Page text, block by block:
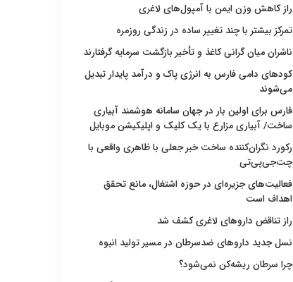
راز کاهش وزن ایمن با آمپول‌های لاغری
تمرکز بیشتر با چند تغییر ساده در زندگی روزمره
ناشران میان گرانی کاغذ و تأخیر بازگشت سرمایه گرفتارند
کودهای دامی فارس به انرژی پاک و درآمد پایدار تبدیل
می‌شوند
فارس برای اولین بار در جهان سامانه هوشمند آبیاری
ساخت/ آبیاری مزارع با یک کلیک و اپلیکیشن موبایل
رکورد نگران‌کننده ساخت خبر جعلی با ظاهری واقعی با
چت‌جی‌پی‌تی
فعالیت‌های جزیره‌ای در حوزه اشتغال، مانع تحقق
اهداف است
راز تناقض داروهای لاغری کشف شد
نسل جدید داروهای ضدسرطان در مسیر تولید انبوه
چرا سرطان ریشه‌کن نمی‌شود؟